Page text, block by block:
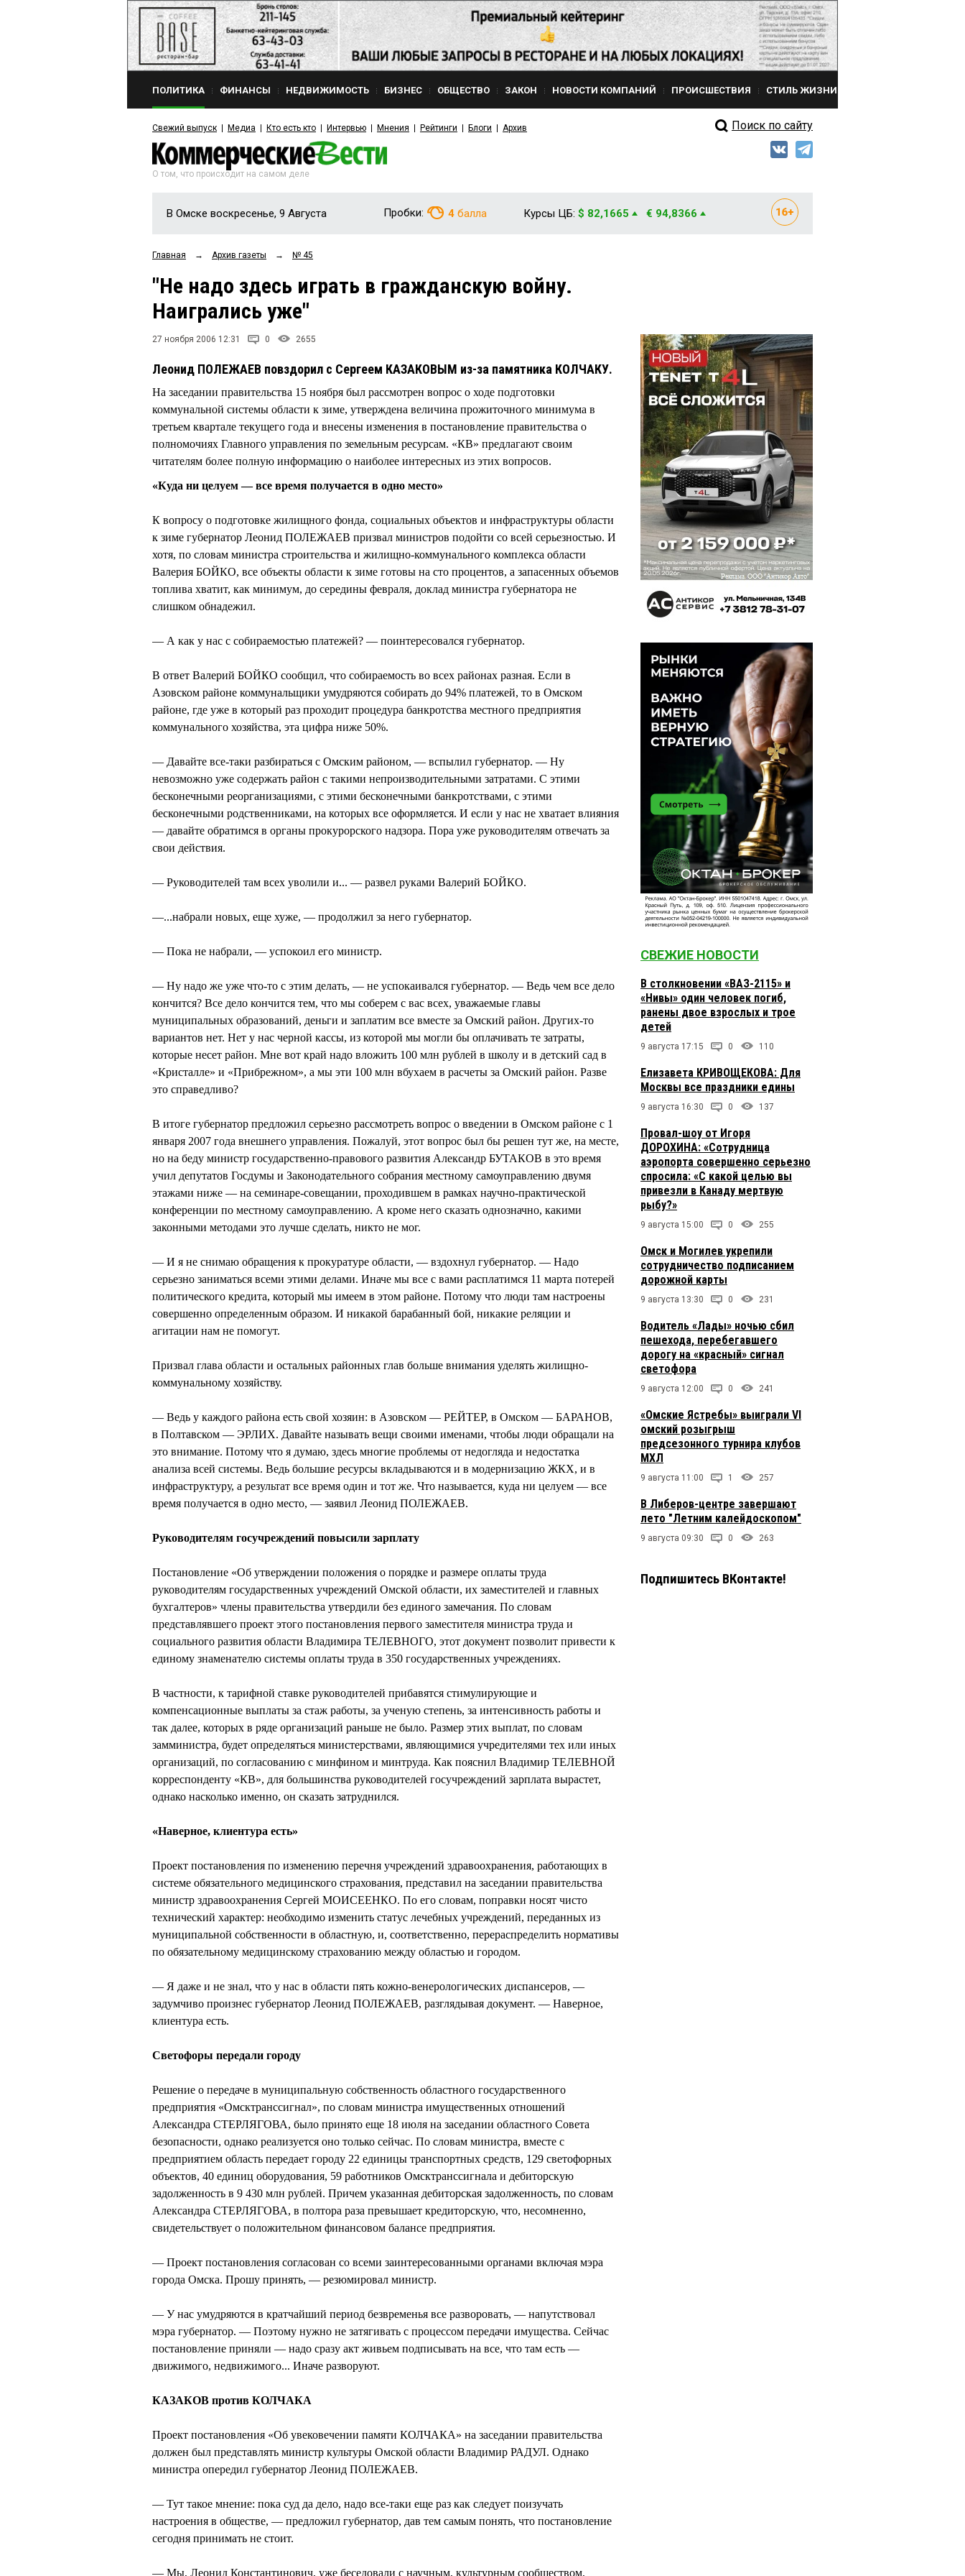
ПОЛИТИКА ФИНАНСЫ НЕДВИЖИМОСТЬ БИЗНЕС ОБЩЕСТВО ЗАКОН НОВОСТИ КОМПАНИЙ ПРОИСШЕСТВИЯ СТИЛЬ ЖИЗНИ
Свежий выпуск Медиа Кто есть кто Интервью Мнения Рейтинги Блоги Архив Поиск по сайту
О том, что происходит на самом деле
В Омске воскресенье, 9 Августа Пробки: 4 балла Курсы ЦБ: $ 82,1665 € 94,8366
Главная → Архив газеты → № 45
"Не надо здесь играть в гражданскую войну.
Наигрались уже"
27 ноября 2006 12:31 0 2655
Леонид ПОЛЕЖАЕВ повздорил с Сергеем КАЗАКОВЫМ из-за памятника КОЛЧАКУ.
На заседании правительства 15 ноября был рассмотрен вопрос о ходе подготовки
коммунальной системы области к зиме, утверждена величина прожиточного минимума в
третьем квартале текущего года и внесены изменения в постановление правительства о
полномочиях Главного управления по земельным ресурсам. «КВ» предлагают своим
читателям более полную информацию о наиболее интересных из этих вопросов.
«Куда ни целуем — все время получается в одно место»
К вопросу о подготовке жилищного фонда, социальных объектов и инфраструктуры области
к зиме губернатор Леонид ПОЛЕЖАЕВ призвал министров подойти со всей серьезностью. И
хотя, по словам министра строительства и жилищно-коммунального комплекса области
Валерия БОЙКО, все объекты области к зиме готовы на сто процентов, а запасенных объемов
топлива хватит, как минимум, до середины февраля, доклад министра губернатора не
слишком обнадежил.
— А как у нас с собираемостью платежей? — поинтересовался губернатор.
В ответ Валерий БОЙКО сообщил, что собираемость во всех районах разная. Если в
Азовском районе коммунальщики умудряются собирать до 94% платежей, то в Омском
районе, где уже в который раз проходит процедура банкротства местного предприятия
коммунального хозяйства, эта цифра ниже 50%.
— Давайте все-таки разбираться с Омским районом, — вспылил губернатор. — Ну
невозможно уже содержать район с такими непроизводительными затратами. С этими
бесконечными реорганизациями, с этими бесконечными банкротствами, с этими
бесконечными родственниками, на которых все оформляется. И если у нас не хватает влияния
— давайте обратимся в органы прокурорского надзора. Пора уже руководителям отвечать за
свои действия.
— Руководителей там всех уволили и... — развел руками Валерий БОЙКО.
—...набрали новых, еще хуже, — продолжил за него губернатор.
— Пока не набрали, — успокоил его министр.
— Ну надо же уже что-то с этим делать, — не успокаивался губернатор. — Ведь чем все дело
кончится? Все дело кончится тем, что мы соберем с вас всех, уважаемые главы
муниципальных образований, деньги и заплатим все вместе за Омский район. Других-то
вариантов нет. Нет у нас черной кассы, из которой мы могли бы оплачивать те затраты,
которые несет район. Мне вот край надо вложить 100 млн рублей в школу и в детский сад в
«Кристалле» и «Прибрежном», а мы эти 100 млн вбухаем в расчеты за Омский район. Разве
это справедливо?
В итоге губернатор предложил серьезно рассмотреть вопрос о введении в Омском районе с 1
января 2007 года внешнего управления. Пожалуй, этот вопрос был бы решен тут же, на месте,
но на беду министр государственно-правового развития Александр БУТАКОВ в это время
учил депутатов Госдумы и Законодательного собрания местному самоуправлению двумя
этажами ниже — на семинаре-совещании, проходившем в рамках научно-практической
конференции по местному самоуправлению. А кроме него сказать однозначно, какими
законными методами это лучше сделать, никто не мог.
— И я не снимаю обращения к прокуратуре области, — вздохнул губернатор. — Надо
серьезно заниматься всеми этими делами. Иначе мы все с вами расплатимся 11 марта потерей
политического кредита, который мы имеем в этом районе. Потому что люди там настроены
совершенно определенным образом. И никакой барабанный бой, никакие реляции и
агитации нам не помогут.
Призвал глава области и остальных районных глав больше внимания уделять жилищно-
коммунальному хозяйству.
— Ведь у каждого района есть свой хозяин: в Азовском — РЕЙТЕР, в Омском — БАРАНОВ,
в Полтавском — ЭРЛИХ. Давайте называть вещи своими именами, чтобы люди обращали на
это внимание. Потому что я думаю, здесь многие проблемы от недогляда и недостатка
анализа всей системы. Ведь большие ресурсы вкладываются и в модернизацию ЖКХ, и в
инфраструктуру, а результат все время один и тот же. Что называется, куда ни целуем — все
время получается в одно место, — заявил Леонид ПОЛЕЖАЕВ.
Руководителям госучреждений повысили зарплату
Постановление «Об утверждении положения о порядке и размере оплаты труда
руководителям государственных учреждений Омской области, их заместителей и главных
бухгалтеров» члены правительства утвердили без единого замечания. По словам
представлявшего проект этого постановления первого заместителя министра труда и
социального развития области Владимира ТЕЛЕВНОГО, этот документ позволит привести к
единому знаменателю системы оплаты труда в 350 государственных учреждениях.
В частности, к тарифной ставке руководителей прибавятся стимулирующие и
компенсационные выплаты за стаж работы, за ученую степень, за интенсивность работы и
так далее, которых в ряде организаций раньше не было. Размер этих выплат, по словам
замминистра, будет определяться министерствами, являющимися учредителями тех или иных
организаций, по согласованию с минфином и минтруда. Как пояснил Владимир ТЕЛЕВНОЙ
корреспонденту «КВ», для большинства руководителей госучреждений зарплата вырастет,
однако насколько именно, он сказать затруднился.
«Наверное, клиентура есть»
Проект постановления по изменению перечня учреждений здравоохранения, работающих в
системе обязательного медицинского страхования, представил на заседании правительства
министр здравоохранения Сергей МОИСЕЕНКО. По его словам, поправки носят чисто
технический характер: необходимо изменить статус лечебных учреждений, переданных из
муниципальной собственности в областную, и, соответственно, перераспределить нормативы
по обязательному медицинскому страхованию между областью и городом.
— Я даже и не знал, что у нас в области пять кожно-венерологических диспансеров, —
задумчиво произнес губернатор Леонид ПОЛЕЖАЕВ, разглядывая документ. — Наверное,
клиентура есть.
Светофоры передали городу
Решение о передаче в муниципальную собственность областного государственного
предприятия «Омсктранссигнал», по словам министра имущественных отношений
Александра СТЕРЛЯГОВА, было принято еще 18 июля на заседании областного Совета
безопасности, однако реализуется оно только сейчас. По словам министра, вместе с
предприятием область передает городу 22 единицы транспортных средств, 129 светофорных
объектов, 40 единиц оборудования, 59 работников Омсктранссигнала и дебиторскую
задолженность в 9 430 млн рублей. Причем указанная дебиторская задолженность, по словам
Александра СТЕРЛЯГОВА, в полтора раза превышает кредиторскую, что, несомненно,
свидетельствует о положительном финансовом балансе предприятия.
— Проект постановления согласован со всеми заинтересованными органами включая мэра
города Омска. Прошу принять, — резюмировал министр.
— У нас умудряются в кратчайший период безвременья все разворовать, — напутствовал
мэра губернатор. — Поэтому нужно не затягивать с процессом передачи имущества. Сейчас
постановление приняли — надо сразу акт живьем подписывать на все, что там есть —
движимого, недвижимого... Иначе разворуют.
КАЗАКОВ против КОЛЧАКА
Проект постановления «Об увековечении памяти КОЛЧАКА» на заседании правительства
должен был представлять министр культуры Омской области Владимир РАДУЛ. Однако
министра опередил губернатор Леонид ПОЛЕЖАЕВ.
— Тут такое мнение: пока суд да дело, надо все-таки еще раз как следует поизучать
настроения в обществе, — предложил губернатор, дав тем самым понять, что постановление
сегодня принимать не стоит.
— Мы, Леонид Константинович, уже беседовали с научным, культурным сообществом,
СВЕЖИЕ НОВОСТИ
В столкновении «ВАЗ-2115» и
«Нивы» один человек погиб,
ранены двое взрослых и трое
детей
9 августа 17:15 0 110
Елизавета КРИВОЩЕКОВА: Для
Москвы все праздники едины
9 августа 16:30 0 137
Провал-шоу от Игоря
ДОРОХИНА: «Сотрудница
аэропорта совершенно серьезно
спросила: «С какой целью вы
привезли в Канаду мертвую
рыбу?»
9 августа 15:00 0 255
Омск и Могилев укрепили
сотрудничество подписанием
дорожной карты
9 августа 13:30 0 231
Водитель «Лады» ночью сбил
пешехода, перебегавшего
дорогу на «красный» сигнал
светофора
9 августа 12:00 0 241
«Омские Ястребы» выиграли VI
омский розыгрыш
предсезонного турнира клубов
МХЛ
9 августа 11:00 1 257
В Либеров-центре завершают
лето "Летним калейдоскопом"
9 августа 09:30 0 263
Подпишитесь ВКонтакте!